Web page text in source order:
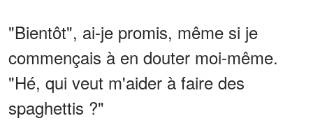
"Bientôt", ai-je promis, même si je
commençais à en douter moi-même.
"Hé, qui veut m'aider à faire des
spaghettis ?"